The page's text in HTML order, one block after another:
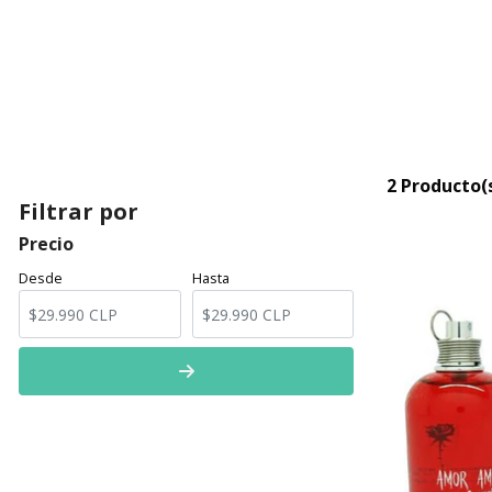
Filtrar por
Precio
Desde Hasta
2